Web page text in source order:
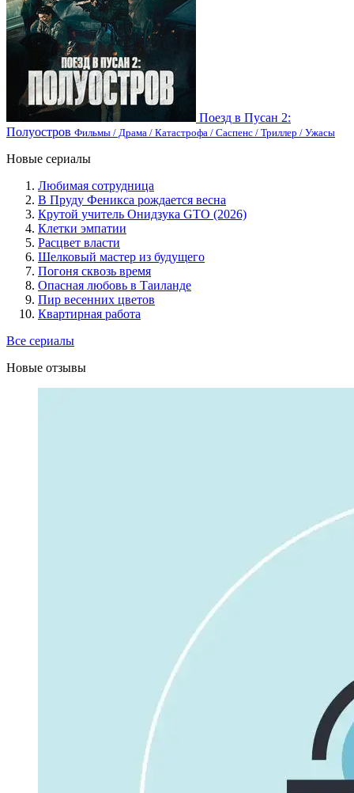
Поезд в Пусан 2:
Полуостров Фильмы / Драма / Катастрофа / Саспенс / Триллер / Ужасы
Новые сериалы
Любимая сотрудница
В Пруду Феникса рождается весна
Крутой учитель Онидзука GTO (2026)
Клетки эмпатии
Расцвет власти
Шелковый мастер из будущего
Погоня сквозь время
Опасная любовь в Таиланде
Пир весенних цветов
Квартирная работа
Все сериалы
Новые отзывы